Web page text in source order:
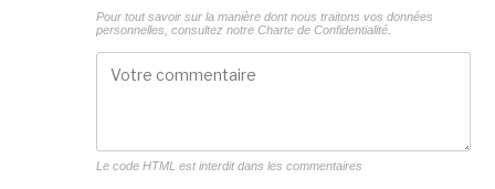
Pour tout savoir sur la manière dont nous traitons vos données
personnelles, consultez notre Charte de Confidentialité.
Le code HTML est interdit dans les commentaires